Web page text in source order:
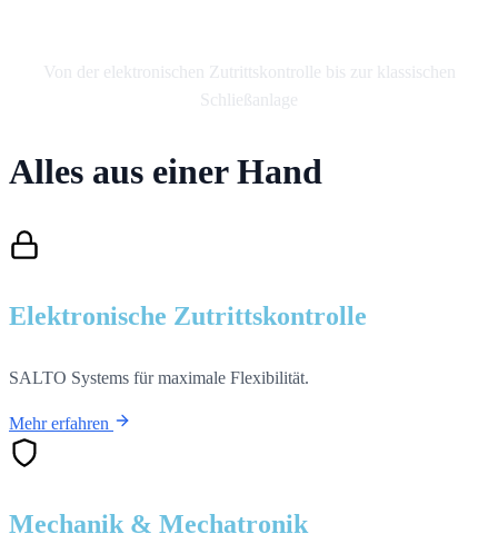
Von der elektronischen Zutrittskontrolle bis zur klassischen
Schließanlage
Alles aus einer Hand
Elektronische Zutrittskontrolle
SALTO Systems für maximale Flexibilität.
Mehr erfahren
Mechanik & Mechatronik